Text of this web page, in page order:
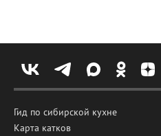
Гид по сибирской кухне
Карта катков